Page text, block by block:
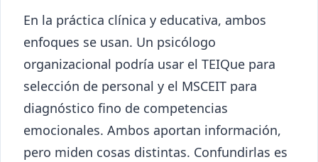
En la práctica clínica y educativa, ambos
enfoques se usan. Un psicólogo
organizacional podría usar el TEIQue para
selección de personal y el MSCEIT para
diagnóstico fino de competencias
emocionales. Ambos aportan información,
pero miden cosas distintas. Confundirlas es